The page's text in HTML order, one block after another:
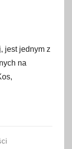
jest jednym z
na